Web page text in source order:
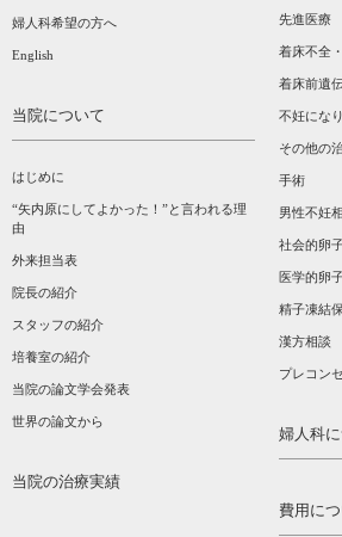
婦人科希望の方へ
English
当院について
はじめに
“矢内原にしてよかった！”と言われる理
由
外来担当表
院長の紹介
スタッフの紹介
培養室の紹介
当院の論文学会発表
世界の論文から
当院の治療実績
先進医療
着床不全
着床前遺
不妊にな
その他の
手術
男性不妊
社会的卵
医学的卵
精子凍結
漢方相談­
プレコン
婦人科
費用に